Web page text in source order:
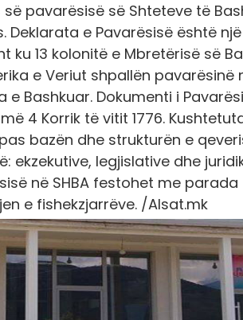
së pavarësisë së Shteteve të
Deklarata e Pavarësisë është një
ku 13 kolonitë e Mbretërisë së
e Veriut shpallën pavarësinë
e Bashkuar. Dokumenti i
4 Korrik të vitit 1776.
bazën dhe strukturën e
ekzekutive, legjislative dhe
në SHBA festohet me parada
e fishekzjarrëve. /Alsat.mk